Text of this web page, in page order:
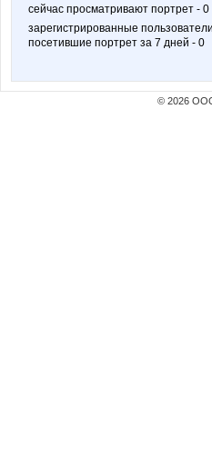
сейчас просматривают портрет - 0
зарегистрированные пользователи
посетившие портрет за 7 дней - 0
© 2026 ООО